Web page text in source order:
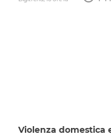
Violenza domestica